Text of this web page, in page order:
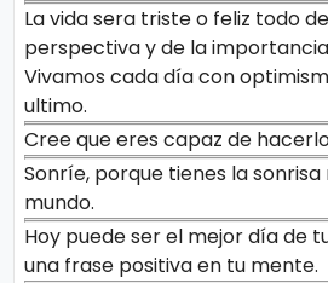
La vida sera triste o feliz todo
perspectiva y de la
Vivamos cada día con
ultimo.
Cree que eres capaz de
Sonríe, porque tienes la
mundo.
Hoy puede ser el mejor día de
una frase positiva en tu mente.